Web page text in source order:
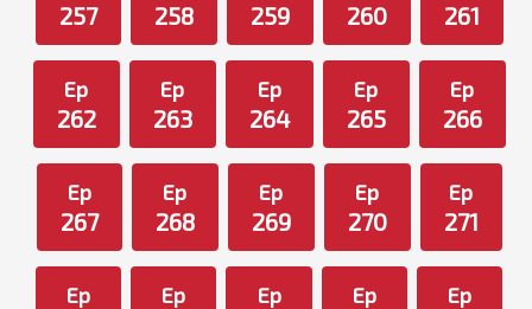
257 258 259 260 261
Ep
262
Ep
263
Ep
264
Ep
265
Ep
266
Ep
267
Ep
268
Ep
269
Ep
270
Ep
271
Ep Ep Ep Ep Ep